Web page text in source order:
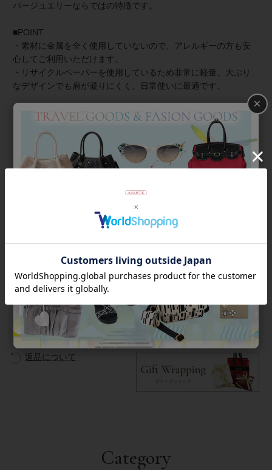
パージュエリーならではの特徴です。
■POINT
・素材に金属を全く使用していないので、アレルギーの方も安
心してご利用いただけます。
・リサイクルペーパーを使用しているため非常に軽量。大ぶり
なデザインでも肩が凝りにくく、日常使いに最適です。
■お取り扱いについて
・リサイクルペーパーのため、水濡れにはお気をつけくださ
・落下や、強く引っ張ったりすると破損の原因になります。
い布で優しく拭き取ってください。
【保管方法】長時間放置すると、変色や日焼けをすることがあ
ります。直射日光が当たらない場所や暗所に保管してくださ
商品番号 1260128
返品について
Category
×